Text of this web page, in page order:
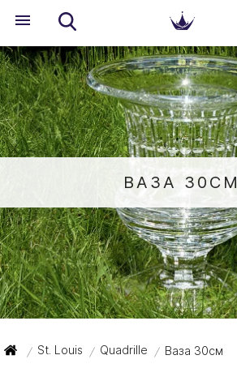
ВАЗА 30СМ
/ St. Louis / Quadrille / Ваза 30см